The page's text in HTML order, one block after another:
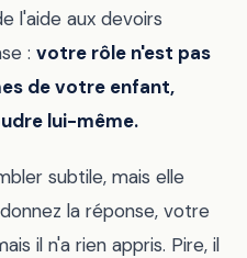
l'aide aux devoirs
: votre rôle n'est pas
de votre enfant,
lui-même.
subtile, mais elle
la réponse, votre
il n'a rien appris. Pire, il